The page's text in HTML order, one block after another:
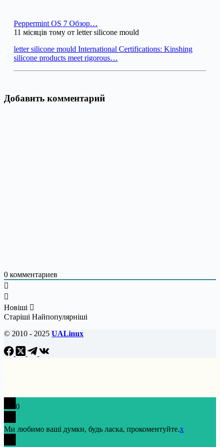
Peppermint OS 7 Обзор…
11 місяців тому от letter silicone mould
letter silicone mould International Certifications: Kinshing
silicone products meet rigorous…
Добавить комментарий
0 комментариев
Новіші
Старіші Найпопулярніші
© 2010 - 2025 UALinux
0
Ми любимо ваші думки, будь ласка, прокоментуйте.x